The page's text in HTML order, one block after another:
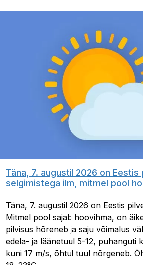
Täna, 7. augustil 2026 on Eestis
selgimistega ilm, mitmel pool
Täna, 7. augustil 2026 on Eestis
Mitmel pool sajab hoovihma, on
pilvisus hõreneb ja saju võimalus
edela- ja läänetuul 5-12, puhanguti
kuni 17 m/s, õhtul tuul nõrgeneb.